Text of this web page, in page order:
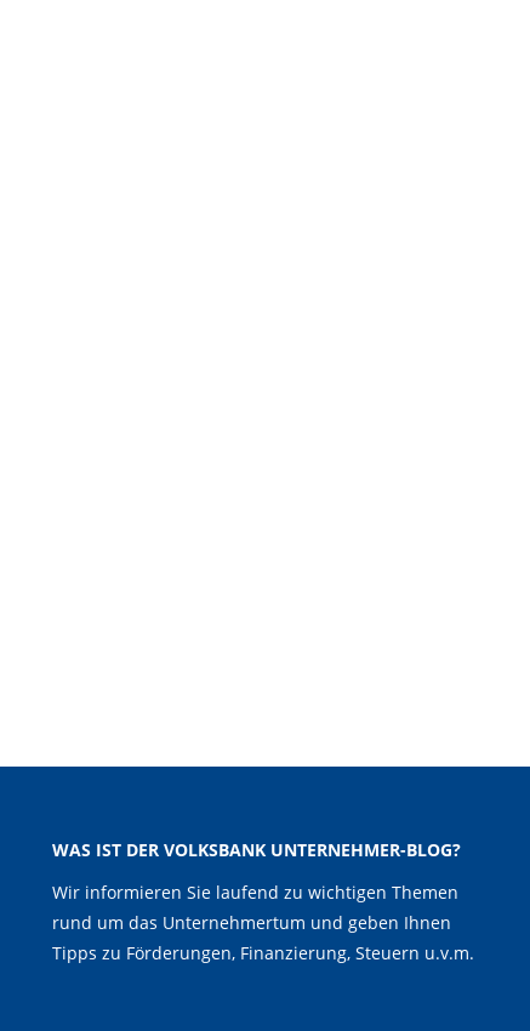
WAS IST DER VOLKSBANK UNTERNEHMER-BLOG?
Wir informieren Sie laufend zu wichtigen Themen
rund um das Unternehmertum und geben Ihnen
Tipps zu Förderungen, Finanzierung, Steuern u.v.m.